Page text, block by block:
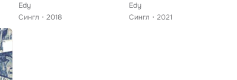
Edy
Сингл
2018
Edy
Сингл
2021